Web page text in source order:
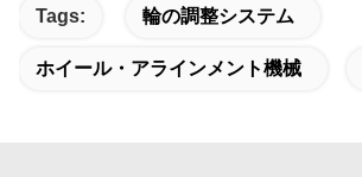
Tags: 輪の調整システム
ホイール・アラインメント機械